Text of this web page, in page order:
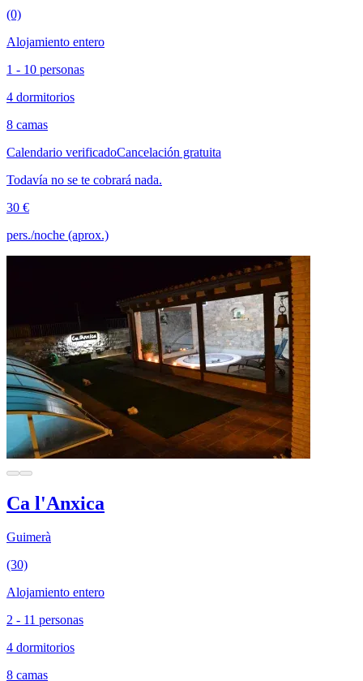
(0)
Alojamiento entero
1 - 10 personas
4 dormitorios
8 camas
Calendario verificadoCancelación gratuita
Todavía no se te cobrará nada.
30 €
pers./noche (aprox.)
Ca l'Anxica
Guimerà
(30)
Alojamiento entero
2 - 11 personas
4 dormitorios
8 camas